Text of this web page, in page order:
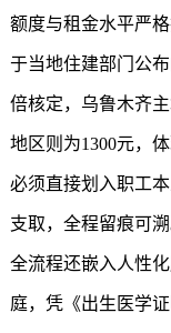
额度与租金水平严
于当地住建部门公
倍核定，乌鲁木齐
地区则为1300元，
必须直接划入职工
支取，全程留痕可溯
全流程还嵌入人性
庭，凭《出生医学